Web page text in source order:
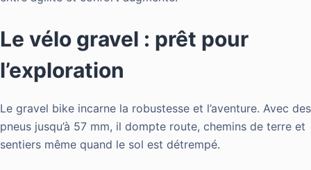
Le vélo gravel : prêt pour
l’exploration
Le gravel bike incarne la robustesse et l’aventure. Avec des
pneus jusqu’à 57 mm, il dompte route, chemins de terre et
sentiers même quand le sol est détrempé.